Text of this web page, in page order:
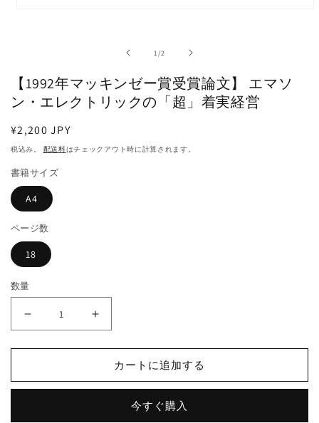
メ
デ
ィ
ア
(1)
を
く
1/の2
【1992年マッキンゼー賞受賞論文】 エマソ
ン・エレクトリックの「超」着実経営
通
常
格
¥2,200 JPY
税込み。 配送料はチェックアウト時に計算されます。
書籍サイズ
A4
ページ数
18
数量
【1992
キ
【1992
キ
カートに追加する
今すぐ購入